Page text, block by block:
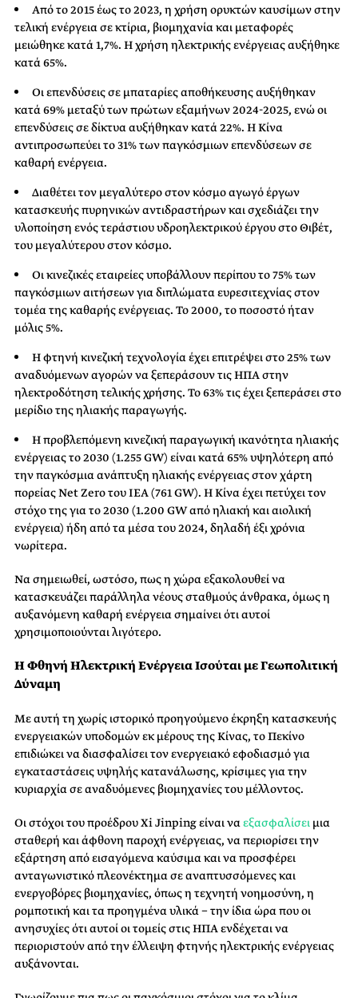
Από το 2015 έως το 2023, η χρήση ορυκτών καυσίμων στην
τελική ενέργεια σε κτίρια, βιομηχανία και μεταφορές
μειώθηκε κατά 1,7%. Η χρήση ηλεκτρικής ενέργειας αυξήθηκε
κατά 65%.
Οι επενδύσεις σε μπαταρίες αποθήκευσης αυξήθηκαν
κατά 69% μεταξύ των πρώτων εξαμήνων 2024-2025, ενώ οι
επενδύσεις σε δίκτυα αυξήθηκαν κατά 22%. Η Κίνα
αντιπροσωπεύει το 31% των παγκόσμιων επενδύσεων σε
καθαρή ενέργεια.
Διαθέτει τον μεγαλύτερο στον κόσμο αγωγό έργων
κατασκευής πυρηνικών αντιδραστήρων και σχεδιάζει την
υλοποίηση ενός τεράστιου υδροηλεκτρικού έργου στο Θιβέτ,
του μεγαλύτερου στον κόσμο.
Οι κινεζικές εταιρείες υποβάλλουν περίπου το 75% των
παγκόσμιων αιτήσεων για διπλώματα ευρεσιτεχνίας στον
τομέα της καθαρής ενέργειας. Το 2000, το ποσοστό ήταν
μόλις 5%.
Η φτηνή κινεζική τεχνολογία έχει επιτρέψει στο 25% των
αναδυόμενων αγορών να ξεπεράσουν τις ΗΠΑ στην
ηλεκτροδότηση τελικής χρήσης. Το 63% τις έχει ξεπεράσει στο
μερίδιο της ηλιακής παραγωγής.
Η προβλεπόμενη κινεζική παραγωγική ικανότητα ηλιακής
ενέργειας το 2030 (1.255 GW) είναι κατά 65% υψηλότερη από
την παγκόσμια ανάπτυξη ηλιακής ενέργειας στον χάρτη
πορείας Net Zero του IEA (761 GW). Η Κίνα έχει πετύχει τον
στόχο της για το 2030 (1.200 GW από ηλιακή και αιολική
ενέργεια) ήδη από τα μέσα του 2024, δηλαδή έξι χρόνια
νωρίτερα.
Να σημειωθεί, ωστόσο, πως η χώρα εξακολουθεί να
κατασκευάζει παράλληλα νέους σταθμούς άνθρακα, όμως η
αυξανόμενη καθαρή ενέργεια σημαίνει ότι αυτοί
χρησιμοποιούνται λιγότερο.
Η Φθηνή Ηλεκτρική Ενέργεια Ισούται με Γεωπολιτική
Δύναμη
Με αυτή τη χωρίς ιστορικό προηγούμενο έκρηξη κατασκευής
ενεργειακών υποδομών εκ μέρους της Κίνας, το Πεκίνο
επιδιώκει να διασφαλίσει τον ενεργειακό εφοδιασμό για
εγκαταστάσεις υψηλής κατανάλωσης, κρίσιμες για την
κυριαρχία σε αναδυόμενες βιομηχανίες του μέλλοντος.
Οι στόχοι του προέδρου Xi Jinping είναι ναεξασφαλίσει μια
σταθερή και άφθονη παροχή ενέργειας, να περιορίσει την
εξάρτηση από εισαγόμενα καύσιμα και να προσφέρει
ανταγωνιστικό πλεονέκτημα σε αναπτυσσόμενες και
ενεργοβόρες βιομηχανίες, όπως η τεχνητή νοημοσύνη, η
ρομποτική και τα προηγμένα υλικά − την ίδια ώρα που οι
ανησυχίες ότι αυτοί οι τομείς στις ΗΠΑ ενδέχεται να
περιοριστούν από την έλλειψη φτηνής ηλεκτρικής ενέργειας
αυξάνονται.